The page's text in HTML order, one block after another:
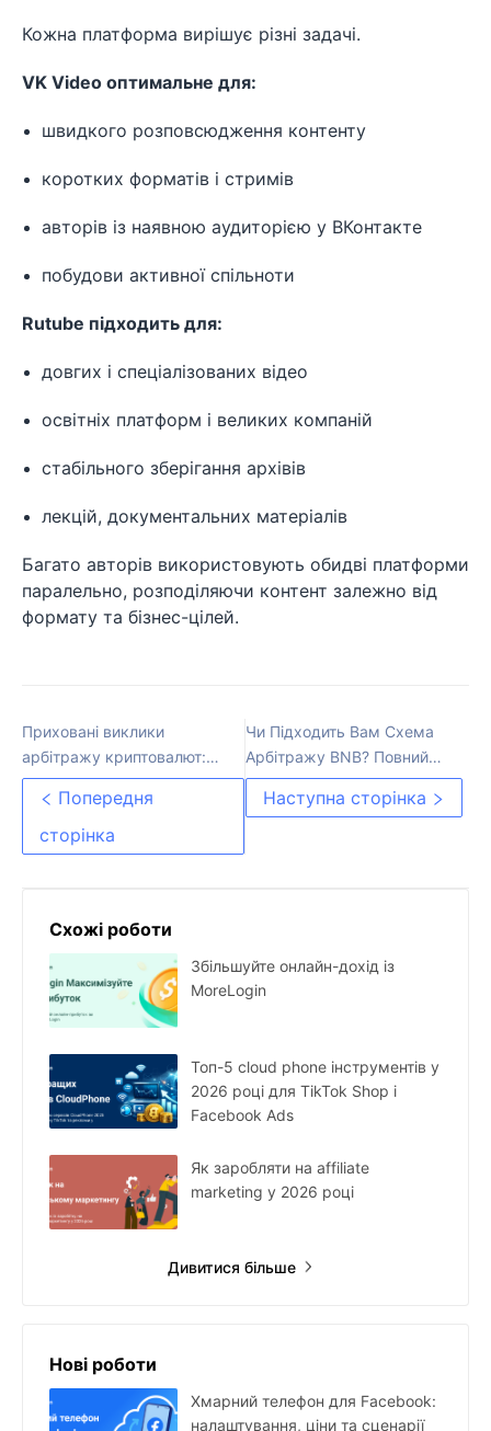
Кожна платформа вирішує різні задачі.
VK Video оптимальне для:
швидкого розповсюдження контенту
коротких форматів і стримів
авторів із наявною аудиторією у ВКонтакте
побудови активної спільноти
Rutube підходить для:
довгих і спеціалізованих відео
освітніх платформ і великих компаній
стабільного зберігання архівів
лекцій, документальних матеріалів
Багато авторів використовують обидві платформи
паралельно, розподіляючи контент залежно від
формату та бізнес-цілей.
Приховані виклики
арбітражу криптовалют:
чи дійсно це безризикова
стратегія?
Попередня
сторінка
Чи Підходить Вам Схема
Арбітражу BNB? Повний
Огляд
Наступна сторінка
Схожі роботи
Збільшуйте онлайн-дохід із
MoreLogin
Топ-5 cloud phone інструментів у
2026 році для TikTok Shop і
Facebook Ads
Як заробляти на affiliate
marketing у 2026 році
Дивитися більше
Нові роботи
Хмарний телефон для Facebook:
налаштування, ціни та сценарії